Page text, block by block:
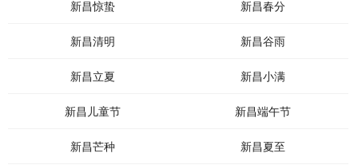
新昌惊蛰 新昌春分
新昌清明 新昌谷雨
新昌立夏 新昌小满
新昌儿童节 新昌端午节
新昌芒种 新昌夏至